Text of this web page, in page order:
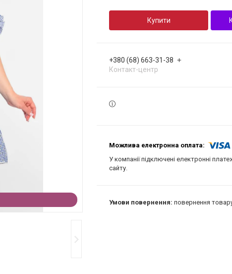
Купити
+380 (68) 663-31-38
Контакт-центр
У компанії підключені електронні
сайту.
повернення